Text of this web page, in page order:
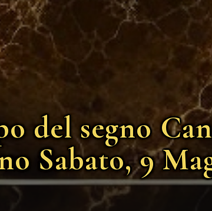
del segno
Sabato, 9